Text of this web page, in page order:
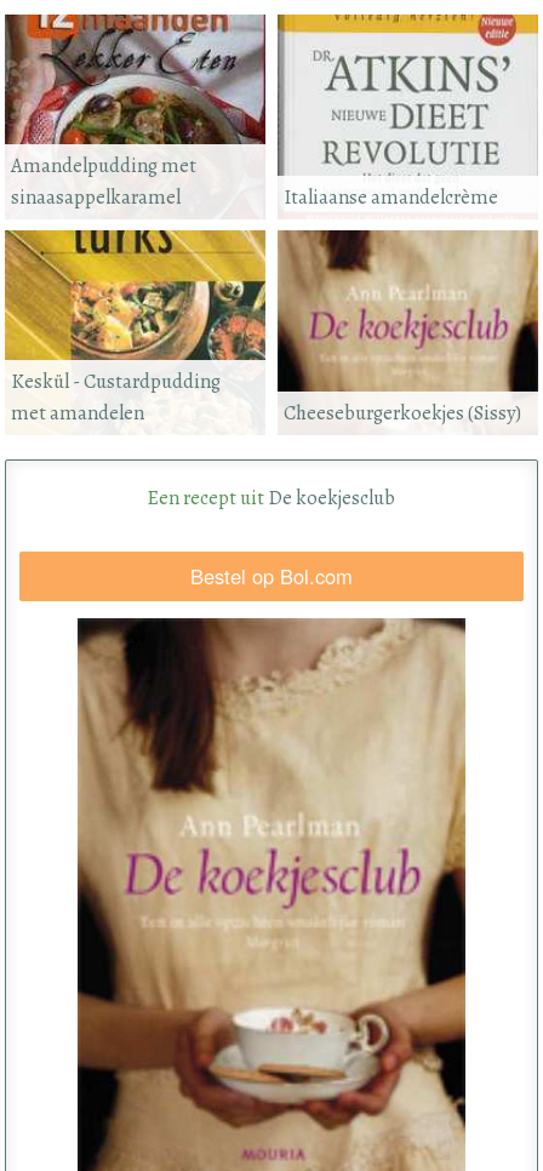
Italiaanse amandelcrème
Amandelpudding met
sinaasappelkaramel
Cheeseburgerkoekjes (Sissy)
Keskül - Custardpudding
met amandelen
Een recept uitDe koekjesclub
Bestel op Bol.com